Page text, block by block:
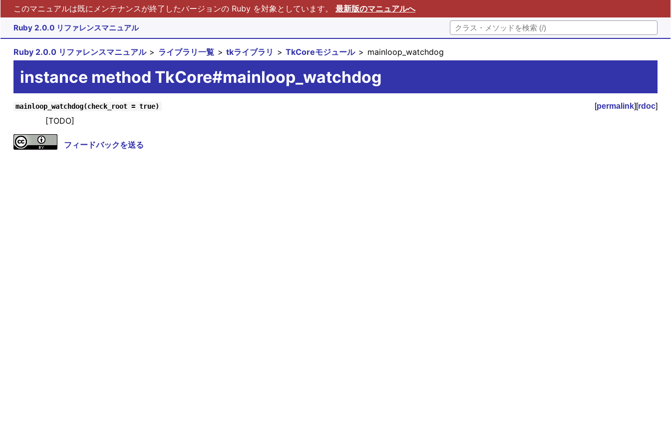
このマニュアルは既にメンテナンスが終了したバージョンの Ruby を対象としています。 最新版のマニュアルへ
Ruby 2.0.0 リファレンスマニュアル
Ruby 2.0.0 リファレンスマニュアル ライブラリ一覧 tkライブラリ TkCoreモジュール mainloop_watchdog
instance method TkCore#mainloop_watchdog
mainloop_watchdog(check_root = true) [permalink][rdoc]
[TODO]
フィードバックを送る